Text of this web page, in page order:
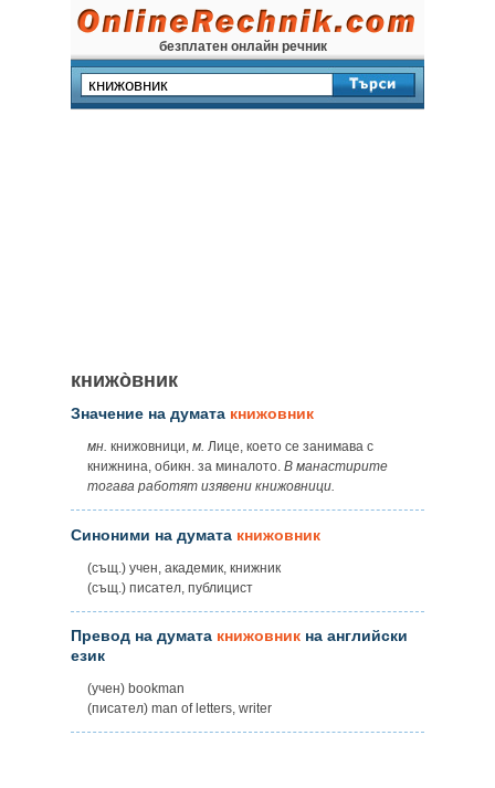
безплатен онлайн речник
книжо̀вник
Значение на думата книжовник
мн. книжовници, м. Лице, което се занимава с
книжнина, обикн. за миналото. В манастирите
тогава работят изявени книжовници.
Синоними на думата книжовник
(същ.) учен, академик, книжник
(същ.) писател, публицист
Превод на думата книжовник на английски
език
(учен) bookman
(писател) man of letters, writer